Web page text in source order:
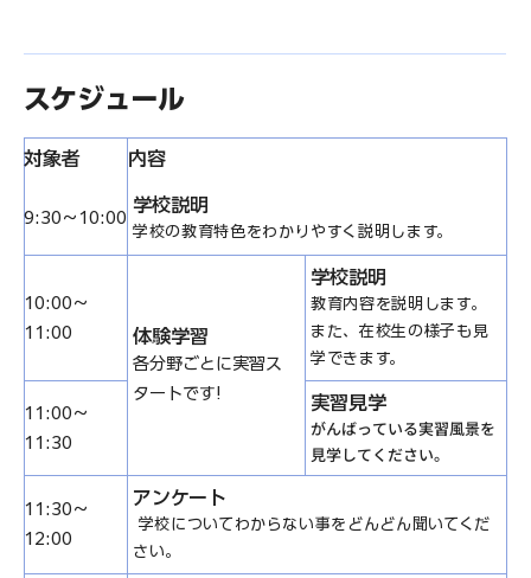
スケジュール
内容
対象者
アンケート
学校についてわからない事をどんどん聞いてくだ
さい。
実習見学
がんばっている実習風景を
見学してください。
学校説明
教育内容を説明します。
また、在校生の様子も見
学できます。
体験学習
各分野ごとに実習ス
タートです!
学校説明
学校の教育特色をわかりやすく説明します。
11:30～
12:00
11:00～
11:30
10:00～
11:00
9:30～10:00